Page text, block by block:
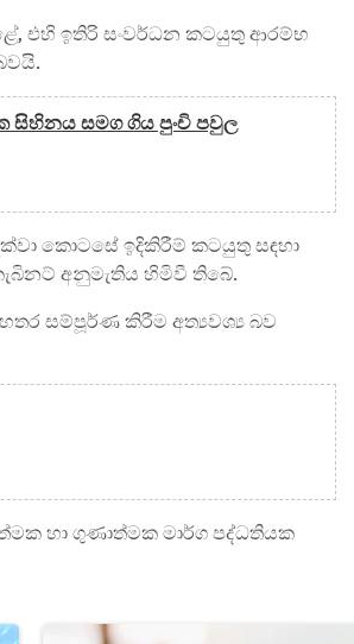
එහි ඉතිරි සංවර්ධන කටයුතු ආරම්භ
සිහිනය සමග ගිය පුංචි පවුල
කොටසේ ඉදිකිරීම් කටයුතු සඳහා
අනුමැතිය හිමිවී තිබේ.
හතර සම්පූර්ණ කිරීම අත්‍යවශ්‍ය බව
හා ගුණාත්මක මාර්ග පද්ධතියක